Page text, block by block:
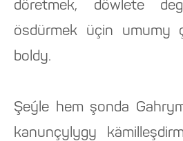
döretmek, döwlete
ösdürmek üçin umumy
boldy.
Şeýle hem şonda
kanunçylygy